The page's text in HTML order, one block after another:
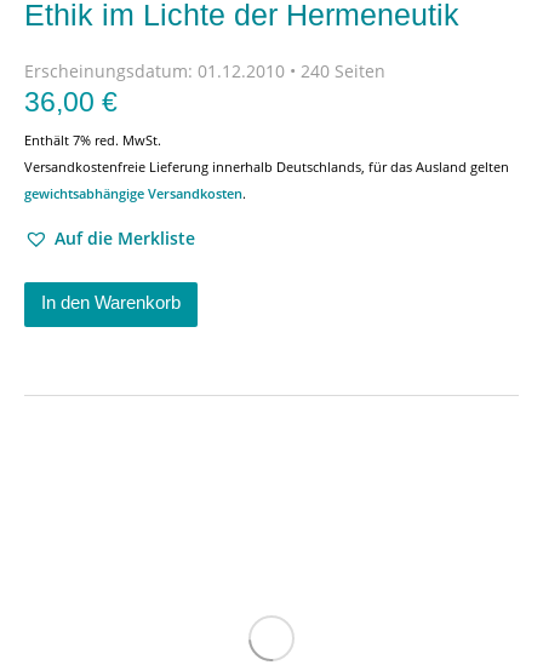
Ethik im Lichte der Hermeneutik
Erscheinungsdatum: 01.12.2010 • 240 Seiten
36,00 €
Enthält 7% red. MwSt.
Versandkostenfreie Lieferung innerhalb Deutschlands, für das Ausland gelten
gewichtsabhängige Versandkosten.
Auf die Merkliste
In den Warenkorb